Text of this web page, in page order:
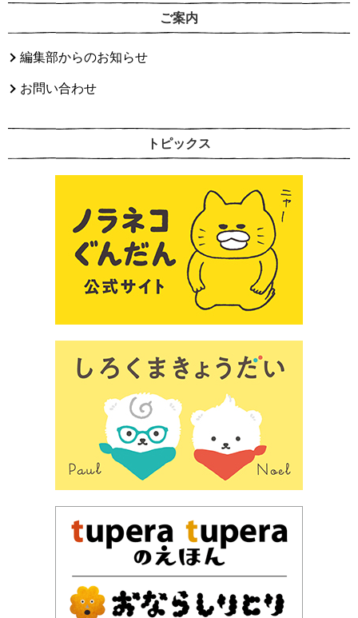
ご案内
編集部からのお知らせ
お問い合わせ
トピックス